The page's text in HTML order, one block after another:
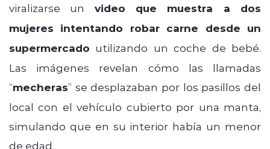
viralizarse un video que muestra a dos
mujeres intentando robar carne desde un
supermercado utilizando un coche de bebé.
Las imágenes revelan cómo las llamadas
“mecheras” se desplazaban por los pasillos del
local con el vehículo cubierto por una manta,
simulando que en su interior había un menor
de edad.